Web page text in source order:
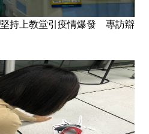
持上教堂引疫情爆發 專訪辯